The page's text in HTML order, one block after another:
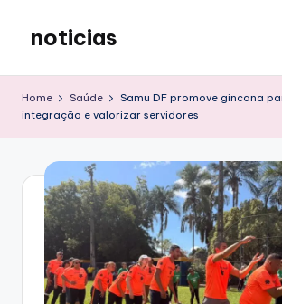
content
noticias
Home Saúde
Samu DF promove gincana
integração e valorizar servidores